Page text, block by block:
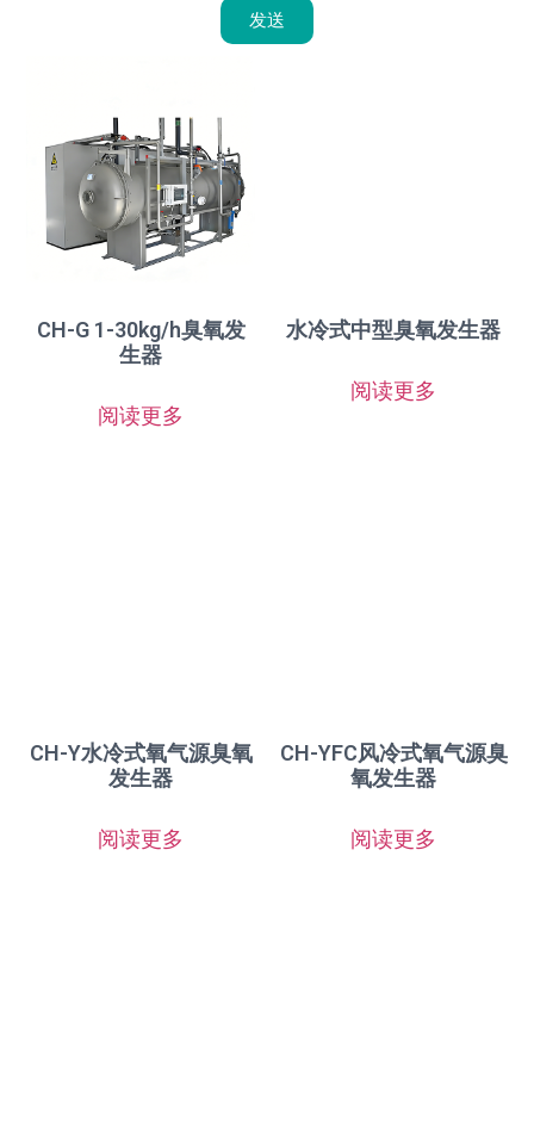
发送
CH-G 1-30kg/h臭氧发
生器
阅读更多
水冷式中型臭氧发生器
阅读更多
CH-Y水冷式氧气源臭氧
发生器
阅读更多
CH-YFC风冷式氧气源臭
氧发生器
阅读更多